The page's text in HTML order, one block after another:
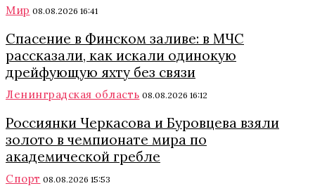
Мир 08.08.2026 16:41
Спасение в Финском заливе: в МЧС
рассказали, как искали одинокую
дрейфующую яхту без связи
Ленинградская область 08.08.2026 16:12
Россиянки Черкасова и Буровцева взяли
золото в чемпионате мира по
академической гребле
Спорт 08.08.2026 15:53